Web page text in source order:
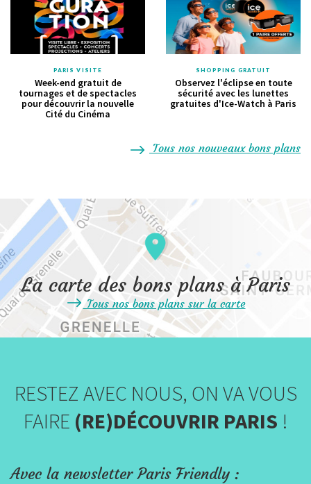
PARIS VISITE
Week-end gratuit de
tournages et de spectacles
pour découvrir la nouvelle
Cité du Cinéma
SHOPPING GRATUIT
Observez l'éclipse en toute
sécurité avec les lunettes
gratuites d'Ice-Watch à Paris
Tous nos nouveaux bons plans
La carte des bons plans à Paris
Tous nos bons plans sur la carte
RESTEZ AVEC NOUS, ON VA VOUS
FAIRE (RE)DÉCOUVRIR PARIS !
Avec la newsletter Paris Friendly :